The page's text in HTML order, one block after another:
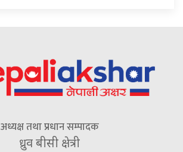
अध्यक्ष तथा प्रधान सम्पादक
ध्रुव बीसी क्षेत्री